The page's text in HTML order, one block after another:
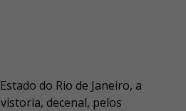
do Rio de Janeiro, a
decenal, pelos